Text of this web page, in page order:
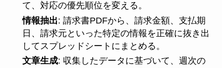
て、対応の優先順位を変える。
情報抽出: 請求書PDFから、請求金額、支払期
日、請求元といった特定の情報を正確に抜き出
してスプレッドシートにまとめる。
文章生成: 収集したデータに基づいて、週次の